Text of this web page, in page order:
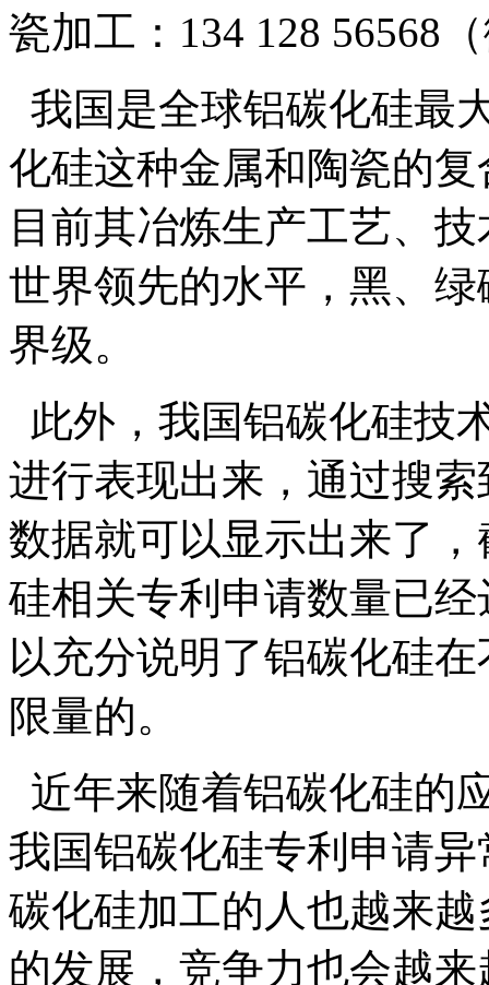
瓷加工：134 128 56568
我国是全球铝碳化硅最
化硅这种金属和陶瓷的
目前其冶炼生产工艺、
世界领先的水平，黑、
界级。
此外，我国铝碳化硅技
进行表现出来，通过搜
数据就可以显示出来了
硅相关专利申请数量已
以充分说明了铝碳化硅
限量的。
近年来随着铝碳化硅的
我国铝碳化硅专利申请
碳化硅加工的人也越来
的发展，竞争力也会越来